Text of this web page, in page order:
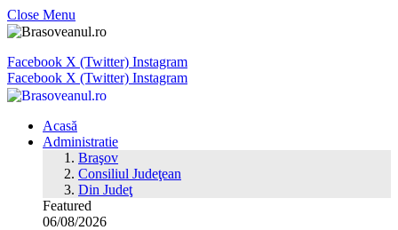
Close Menu
Facebook X (Twitter) Instagram
Facebook X (Twitter) Instagram
Acasă
Administratie
Braşov
Consiliul Judeţean
Din Judeţ
Featured
06/08/2026